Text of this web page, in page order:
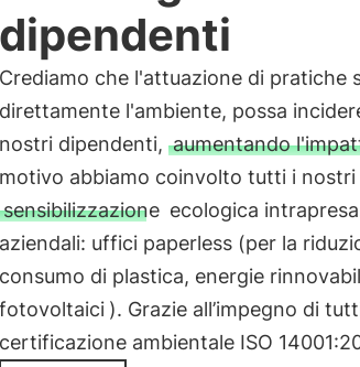
dipendenti
Crediamo che l'attuazione di pratiche
direttamente l'ambiente, possa
nostri dipendenti, aumentando
motivo abbiamo coinvolto tutti i
sensibilizzazione ecologica
aziendali: uffici paperless (per la
consumo di plastica, energie
fotovoltaici ). Grazie all’impegno di
certificazione ambientale ISO